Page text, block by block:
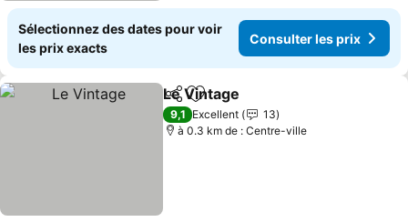
Sélectionnez des dates pour voir
les prix exacts
Consulter les prix
PartagerAjouter à mes favoris
Le Vintage
9,1 Excellent
13
à 0.3 km de : Centre-ville